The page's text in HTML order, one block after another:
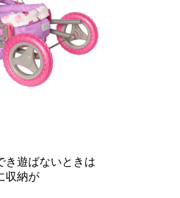
き遊ばないときは
収納が